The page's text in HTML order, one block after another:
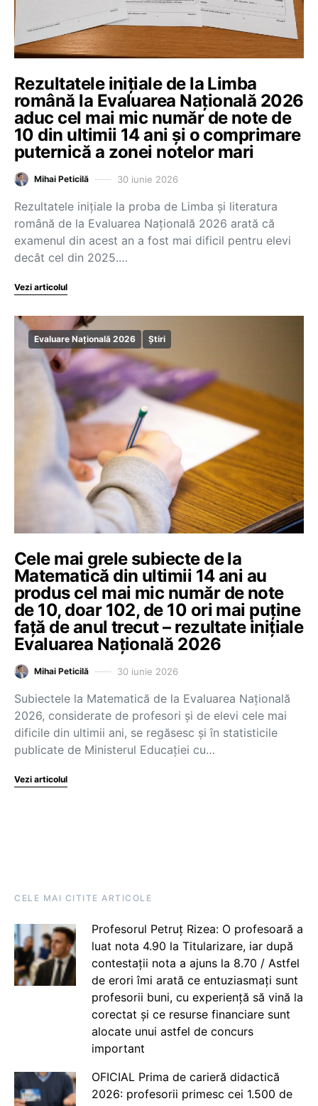
Rezultatele inițiale de la Limba
română la Evaluarea Națională 2026
aduc cel mai mic număr de note de
10 din ultimii 14 ani și o comprimare
puternică a zonei notelor mari
Mihai Peticilă 30 iunie 2026
Rezultatele inițiale la proba de Limba și literatura
română de la Evaluarea Națională 2026 arată că
examenul din acest an a fost mai dificil pentru elevi
decât cel din 2025.…
Vezi articolul
Evaluare Națională 2026 Știri
Cele mai grele subiecte de la
Matematică din ultimii 14 ani au
produs cel mai mic număr de note
de 10, doar 102, de 10 ori mai puține
față de anul trecut – rezultate inițiale
Evaluarea Națională 2026
Mihai Peticilă 30 iunie 2026
Subiectele la Matematică de la Evaluarea Națională
2026, considerate de profesori și de elevi cele mai
dificile din ultimii ani, se regăsesc și în statisticile
publicate de Ministerul Educației cu…
Vezi articolul
CELE MAI CITITE ARTICOLE
Profesorul Petruț Rizea: O profesoară a
luat nota 4.90 la Titularizare, iar după
contestații nota a ajuns la 8.70 / Astfel
de erori îmi arată ce entuziasmați sunt
profesorii buni, cu experiență să vină la
corectat și ce resurse financiare sunt
alocate unui astfel de concurs
important
OFICIAL Prima de carieră didactică
2026: profesorii primesc cei 1.500 de